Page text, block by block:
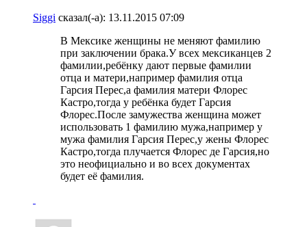
Siggi сказал(-а): 13.11.2015 07:09
В Мексике женщины не меняют фамилию
при заключении брака.У всех мексиканцев 2
фамилии,ребёнку дают первые фамилии
отца и матери,например фамилия отца
Гарсия Перес,а фамилия матери Флорес
Кастро,тогда у ребёнка будет Гарсия
Флорес.После замужества женщина может
использовать 1 фамилию мужа,например у
мужа фамилия Гарсия Перес,у жены Флорес
Кастро,тогда плучается Флорес де Гарсия,но
это неофициально и во всех документах
будет её фамилия.